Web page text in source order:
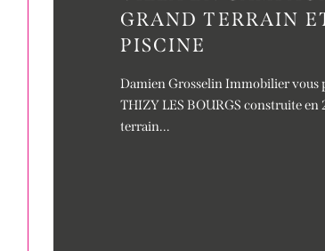
GRAND TERRAIN
PISCINE
Damien Grosselin Immobilier vous
THIZY LES BOURGS construite
terrain...